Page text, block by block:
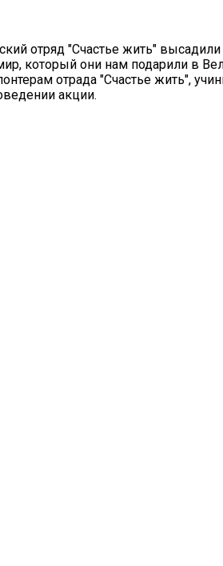
отряд "Счастье жить"
который они нам подарили в
отрада "Счастье жить",
акции.